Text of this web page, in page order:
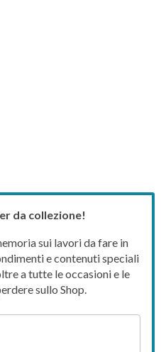
da collezione!
sui lavori da fare in
e contenuti speciali
a tutte le occasioni e le
sullo Shop.